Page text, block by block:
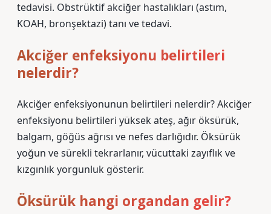
tedavisi. Obstrüktif akciğer hastalıkları (astım,
KOAH, bronşektazi) tanı ve tedavi.
Akciğer enfeksiyonu belirtileri
nelerdir?
Akciğer enfeksiyonunun belirtileri nelerdir? Akciğer
enfeksiyonu belirtileri yüksek ateş, ağır öksürük,
balgam, göğüs ağrısı ve nefes darlığıdır. Öksürük
yoğun ve sürekli tekrarlanır, vücuttaki zayıflık ve
kızgınlık yorgunluk gösterir.
Öksürük hangi organdan gelir?